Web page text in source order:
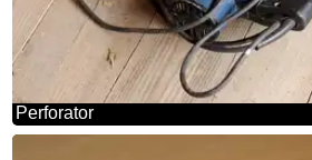
Perforator